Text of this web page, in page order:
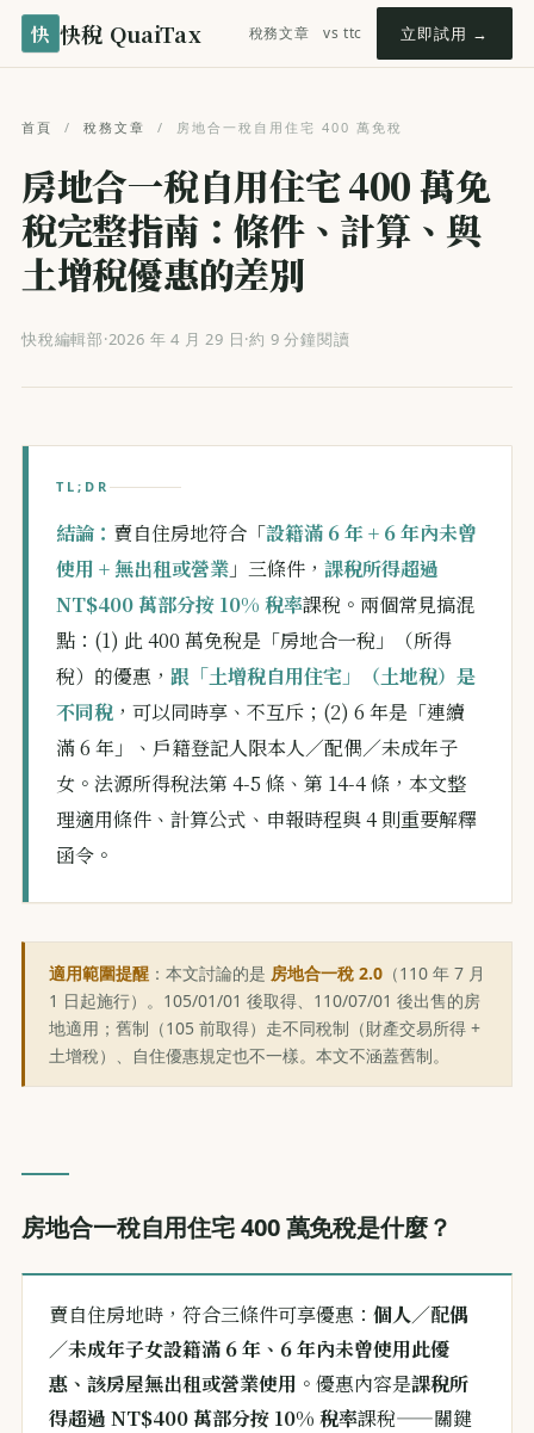
快 快稅 QuaiTax 稅務文章 vs ttc 立即試用 →
首頁 / 稅務文章 / 房地合一稅自用住宅 400 萬免稅
房地合一稅自用住宅 400 萬免
稅完整指南：條件、計算、與
土增稅優惠的差別
快稅編輯部·2026 年 4 月 29 日·約 9 分鐘閱讀
TL;DR
結論： 賣自住房地符合「設籍滿 6 年 + 6 年內未曾
使用 + 無出租或營業 」三條件， 課稅所得超過
NT$400 萬部分按 10% 稅率課稅。兩個常見搞混
點：(1) 此 400 萬免稅是「房地合一稅」（所得
稅）的優惠， 跟「土增稅自用住宅」（土地稅）是
不同稅 ，可以同時享、不互斥；(2) 6 年是「連續
滿 6 年」、戶籍登記人限本人／配偶／未成年子
女。法源所得稅法第 4-5 條、第 14-4 條，本文整
理適用條件、計算公式、申報時程與 4 則重要解釋
函令。
適用範圍提醒 ：本文討論的是 房地合一稅 2.0 （110 年 7 月
1 日起施行）。105/01/01 後取得、110/07/01 後出售的房
地適用；舊制（105 前取得）走不同稅制（財產交易所得 +
土增稅）、自住優惠規定也不一樣。本文不涵蓋舊制。
房地合一稅自用住宅 400 萬免稅是什麼？
賣自住房地時，符合三條件可享優惠： 個人／配偶
／未成年子女設籍滿 6 年、6 年內未曾使用此優
惠、該房屋無出租或營業使用 。優惠內容是課稅所
得超過 NT$400 萬部分按 10% 稅率課稅——關鍵